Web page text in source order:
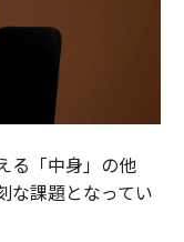
る「中身」の他
な課題となってい